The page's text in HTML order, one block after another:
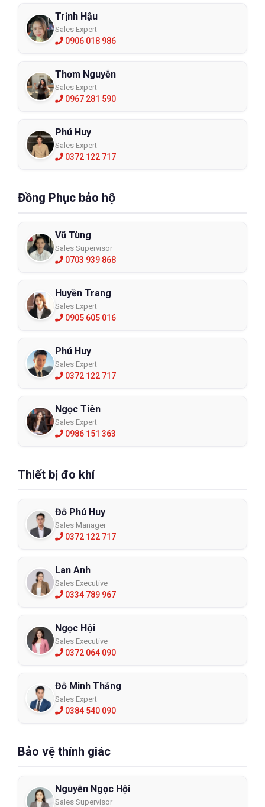
Trịnh Hậu
Sales Expert
0906 018 986
Thơm Nguyễn
Sales Expert
0967 281 590
Phú Huy
Sales Expert
0372 122 717
Đồng Phục bảo hộ
Vũ Tùng
Sales Supervisor
0703 939 868
Huyền Trang
Sales Expert
0905 605 016
Phú Huy
Sales Expert
0372 122 717
Ngọc Tiên
Sales Expert
0986 151 363
Thiết bị đo khí
Đỗ Phú Huy
Sales Manager
0372 122 717
Lan Anh
Sales Executive
0334 789 967
Ngọc Hội
Sales Executive
0372 064 090
Đỗ Minh Thắng
Sales Expert
0384 540 090
Bảo vệ thính giác
Nguyễn Ngọc Hội
Sales Supervisor